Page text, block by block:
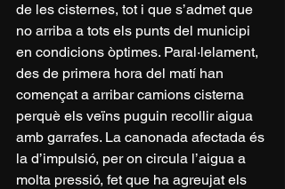
de les cisternes, tot i que s’admet que
no arriba a tots els punts del municipi
en condicions òptimes. Paral·lelament,
des de primera hora del matí han
començat a arribar camions cisterna
perquè els veïns puguin recollir aigua
amb garrafes. La canonada afectada és
la d’impulsió, per on circula l’aigua a
molta pressió, fet que ha agreujat els